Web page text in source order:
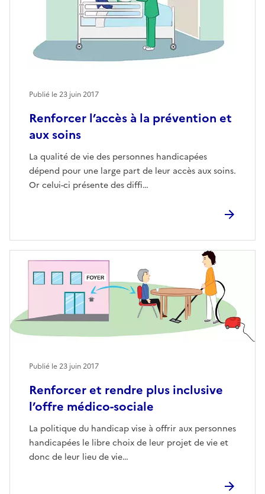
Renforcer l’accès à la prévention et
aux soins
La qualité de vie des personnes handicapées
dépend pour une large part de leur accès aux soins.
Or celui-ci présente des diffi…
Publié le23 juin 2017
Renforcer et rendre plus inclusive
l’offre médico-sociale
La politique du handicap vise à offrir aux personnes
handicapées le libre choix de leur projet de vie et
donc de leur lieu de vie…
Publié le23 juin 2017